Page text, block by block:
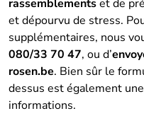
rassemblementset de
et dépourvu de stress.
supplémentaires, nous
080/33 70 47, ou d’
rosen.be. Bien sûr le
dessus est également
informations.